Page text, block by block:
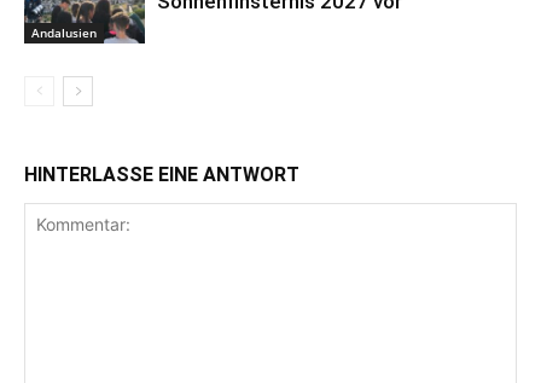
Andalusien
HINTERLASSE EINE ANTWORT